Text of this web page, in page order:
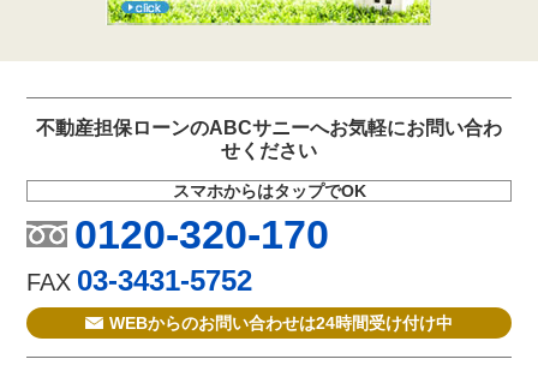
不動産担保ローンのABCサニーへお気軽にお問い合わ
せください
スマホからはタップでOK
0120-320-170
FAX 03-3431-5752
WEBからのお問い合わせは24時間受け付け中